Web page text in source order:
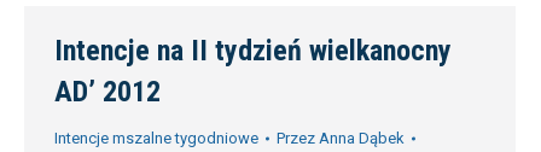
Intencje na II tydzień wielkanocny
AD’ 2012
Intencje mszalne tygodniowe Przez Anna Dąbek